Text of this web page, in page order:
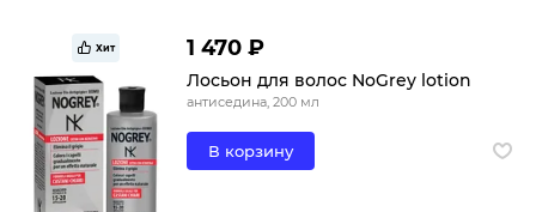
Хит 1 470 ₽
Лосьон для волос NoGrey lotion
антиседина, 200 мл
В корзину